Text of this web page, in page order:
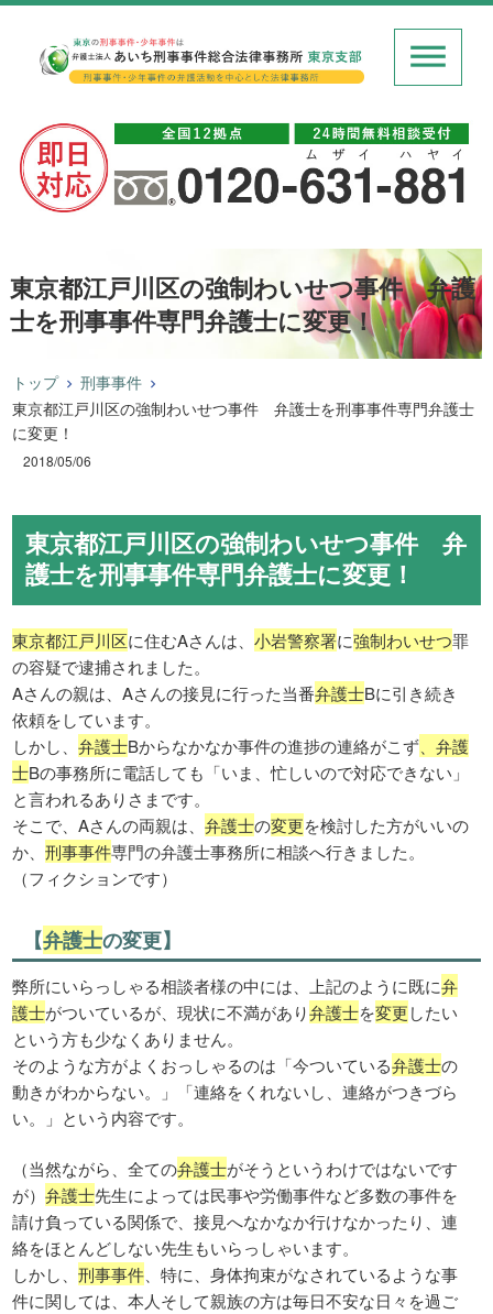
東京都江戸川区の強制わいせつ事件 弁護
士を刑事事件専門弁護士に変更！
トップ
刑事事件
東京都江戸川区の強制わいせつ事件 弁護士を刑事事件専門弁護士
に変更！
2018/05/06
東京都江戸川区の強制わいせつ事件 弁
護士を刑事事件専門弁護士に変更！
東京都江戸川区に住むAさんは、小岩警察署に強制わいせつ罪
の容疑で逮捕されました。
Aさんの親は、Aさんの接見に行った当番弁護士Bに引き続き
依頼をしています。
しかし、弁護士Bからなかなか事件の進捗の連絡がこず 、弁護
士Bの事務所に電話しても「いま、忙しいので対応できない」
と言われるありさまです。
そこで、Aさんの両親は、弁護士の変更を検討した方がいいの
か、刑事事件専門の弁護士事務所に相談へ行きました。
（フィクションです）
【弁護士の変更】
弊所にいらっしゃる相談者様の中には、上記のように既に弁
護士がついているが、現状に不満があり弁護士を変更したい
という方も少なくありません。
そのような方がよくおっしゃるのは「今ついている弁護士の
動きがわからない。」「連絡をくれないし、連絡がつきづら
い。」という内容です。
（当然ながら、全ての弁護士がそうというわけではないです
が）弁護士先生によっては民事や労働事件など多数の事件を
請け負っている関係で、接見へなかなか行けなかったり、連
絡をほとんどしない先生もいらっしゃいます。
しかし、刑事事件 、特に、身体拘束がなされているような事
件に関しては、本人そして親族の方は毎日不安な日々を過ご